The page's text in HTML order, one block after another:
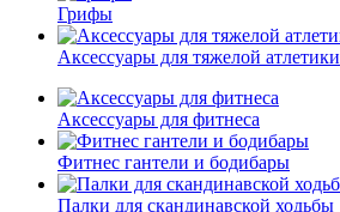
Грифы
Аксессуары для тяжелой атлетики
Аксессуары для фитнеса
Фитнес гантели и бодибары
Палки для скандинавской ходьбы